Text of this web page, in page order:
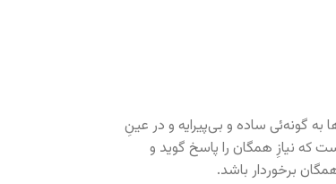
گونه‌ئی ساده و بی‌پیرایه و در عینِ
نیازِ همگان را پاسخ گوید و
برخوردار باشد.